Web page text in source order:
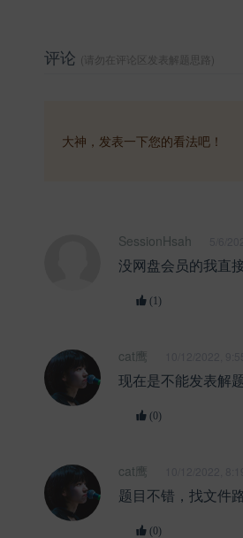
评论 (请勿在评论区发表解题思路)
大神，发表一下您的看法吧！
SessionHsah
没网盘会员的我直
(1)
cat鹰
现在是不能发表解
(0)
cat鹰
题目不错，找文件
(0)